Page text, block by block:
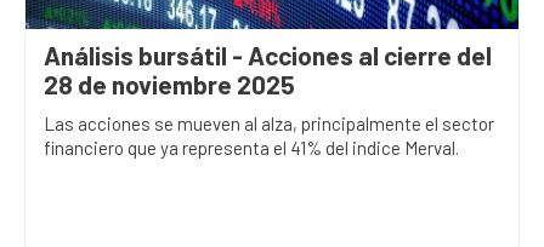
Análisis bursátil - Acciones al cierre del
28 de noviembre 2025
Las acciones se mueven al alza, principalmente el sector
financiero que ya representa el 41% del indice Merval.